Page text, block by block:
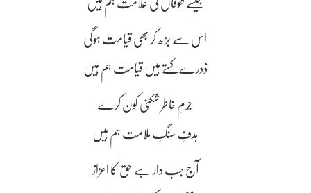
جیسے طوفاں کی علامت ہم ہیں
اس سے بڑھ کر بھی قیامت ہوگی
ذدرے کہتے ہیں قیامت ہم ہیں
جُرمِ خاطر شکنی کون کرے
ہدفِ سنگِ ملامت ہم ہیں
آج جب دار ہے حق کا اعزاز